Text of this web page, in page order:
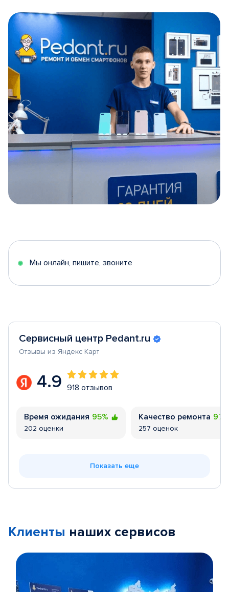
5
Мы онлайн, пишите, звоните
Сервисный центр Pedant.ru
Отзывы из Яндекс Карт
4.9 918 отзывов
Время ожидания 95%
202 оценки
Качество ремонта
257 оценок
Показать еще
Клиенты наших сервисов